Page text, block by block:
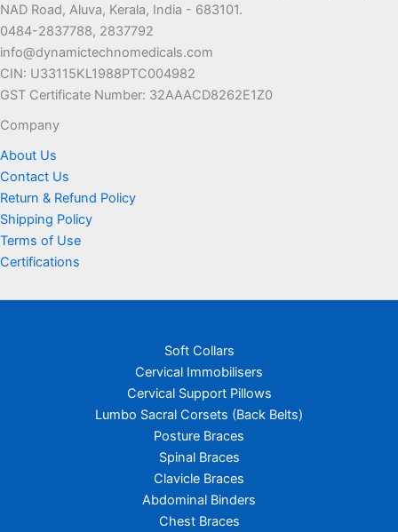
NAD Road, Aluva, Kerala, India - 683101.
0484-2837788, 2837792
info@dynamictechnomedicals.com
CIN: U33115KL1988PTC004982
GST Certificate Number: 32AAACD8262E1Z0
Company
About Us
Contact Us
Return & Refund Policy
Shipping Policy
Terms of Use
Certifications
Soft Collars
Cervical Immobilisers
Cervical Support Pillows
Lumbo Sacral Corsets (Back Belts)
Posture Braces
Spinal Braces
Clavicle Braces
Abdominal Binders
Chest Braces